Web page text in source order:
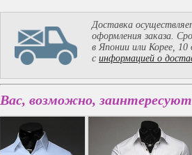
Доставка
оформления заказа.
в Японии или Корее,
с информацией о
Вас, возможно,